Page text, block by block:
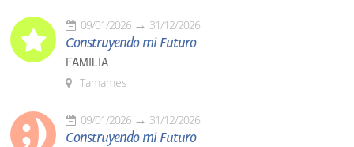
09/01/2026 31/12/2026
Construyendo mi Futuro
FAMILIA
Tamames
09/01/2026 31/12/2026
Construyendo mi Futuro